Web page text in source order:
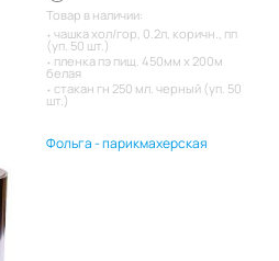
Товар в наличии:
чашка хол/гор, 0.2л, коричн., пп
(уп. 50 шт.)
пленка пэ пищ. 450мм х 200м
белая
стакан гн 250 мл. черный (уп. 50
шт.)
Фольга - парикмахерская